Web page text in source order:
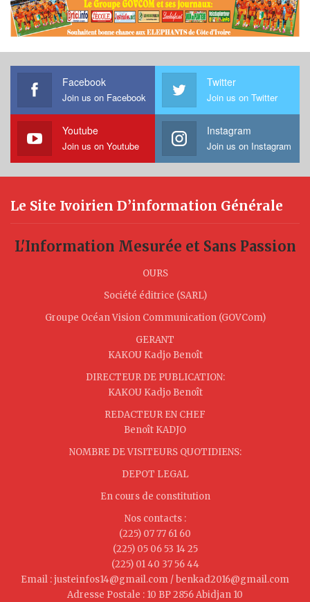
Facebook
Join us on Facebook
Twitter
Join us on Twitter
Youtube
Join us on Youtube
Instagram
Join us on Instagram
Le Site Ivoirien D’information Générale
L'Information Mesurée et Sans Passion
OURS
Société éditrice (SARL)
Groupe Océan Vision Communication (GOVCom)
GERANT
KAKOU Kadjo Benoît
DIRECTEUR DE PUBLICATION:
KAKOU Kadjo Benoît
REDACTEUR EN CHEF
Benoît KADJO
NOMBRE DE VISITEURS QUOTIDIENS:
DEPOT LEGAL
En cours de constitution
Nos contacts :
(225) 07 77 61 60
(225) 05 06 53 14 25
(225) 01 40 37 56 44
Email : justeinfos14@gmail.com / benkad2016@gmail.com
Adresse Postale : 10 BP 2856 Abidjan 10